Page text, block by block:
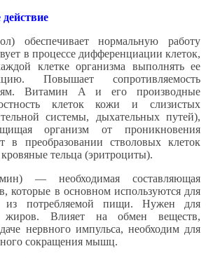
обеспечивает нормальную работу
в процессе дифференциации клеток,
клетке организма выполнять ее
Повышает сопротивляемость
Витамин А и его производные
клеток кожи и слизистых
системы, дыхательных путей),
организм от проникновения
в преобразовании стволовых клеток
тельца (эритроциты).
— необходимая составляющая
которые в основном используются для
из потребляемой пищи. Нужен для
жиров. Влияет на обмен веществ,
нервного импульса, необходим для
сокращения мышц.